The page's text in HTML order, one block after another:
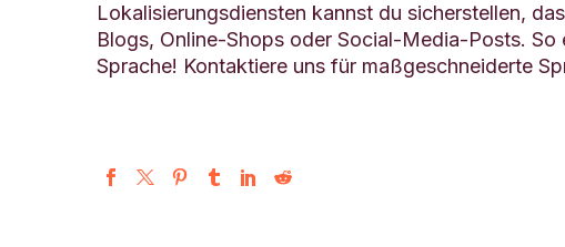
Lokalisierungsdiensten kannst du sicherstellen,
Blogs, Online-Shops oder Social-Media-Posts.
Sprache! Kontaktiere uns für maßgeschneiderte